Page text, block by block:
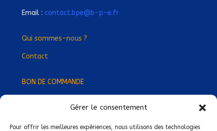
Gérer le consentement
Pour offrir les meilleures expériences, nous utilisons des technologies
Email : contact.bpe@b-p-e.fr
Qui sommes-nous ?
Contact
BON DE COMMANDE
Devenez Délégué·e Régional·e !
Trouvez-nous près de chez vous !